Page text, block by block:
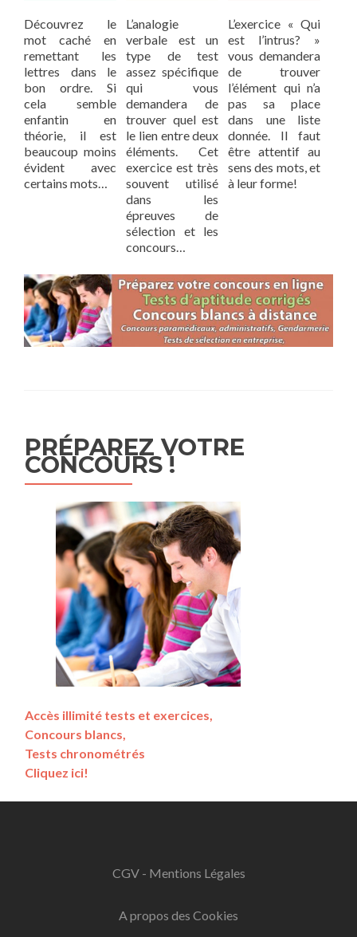
Découvrez le
mot caché en
remettant les
lettres dans le
bon ordre. Si
cela semble
enfantin en
théorie, il est
beaucoup moins
évident avec
certains mots…
L’analogie
verbale est un
type de test
assez spécifique
qui vous
demandera de
trouver quel est
le lien entre deux
éléments. Cet
exercice est très
souvent utilisé
dans les
épreuves de
sélection et les
concours…
L’exercice « Qui
est l’intrus? »
vous demandera
de trouver
l’élément qui n’a
pas sa place
dans une liste
donnée. Il faut
être attentif au
sens des mots, et
à leur forme!
PRÉPAREZ VOTRE
CONCOURS !
Accès illimité tests et exercices,
Concours blancs,
Tests chronométrés
Cliquez ici!
CGV - Mentions Légales
A propos des Cookies